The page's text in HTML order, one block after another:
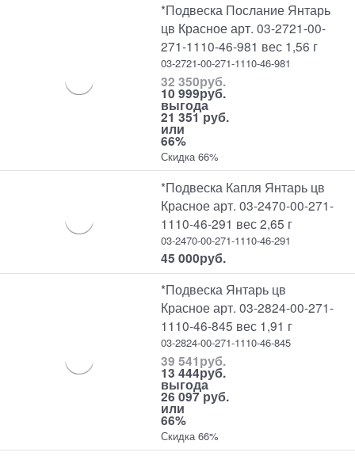
*Подвеска Послание Янтарь
цв Красное арт. 03-2721-00-
271-1110-46-981 вес 1,56 г
03-2721-00-271-1110-46-981
32 350руб.
10 999руб.
выгода
21 351 руб.
или
66%
Скидка 66%
*Подвеска Капля Янтарь цв
Красное арт. 03-2470-00-271-
1110-46-291 вес 2,65 г
03-2470-00-271-1110-46-291
45 000руб.
*Подвеска Янтарь цв
Красное арт. 03-2824-00-271-
1110-46-845 вес 1,91 г
03-2824-00-271-1110-46-845
39 541руб.
13 444руб.
выгода
26 097 руб.
или
66%
Скидка 66%